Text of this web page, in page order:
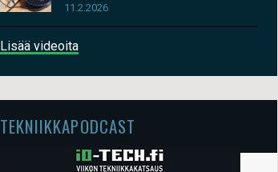
11.2.2026
Lisää videoita
TEKNIIKKAPODCAST